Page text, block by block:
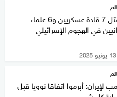
مقتل 7 قادة عسكريين و6 علماء
في الهجوم الإسرائيلي
13 يونيو 2025
لإيران: أبرموا اتفاقا نوويا قبل